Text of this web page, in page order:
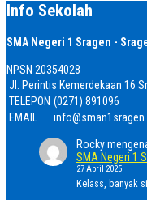
Info Sekolah
SMA Negeri 1 Sragen -
NPSN 20354028
Jl. Perintis Kemerdekaan 16
TELEPON (0271) 891096
EMAIL
Rocky
SMA Negeri 1
27 April 2025
Kelass, banyak